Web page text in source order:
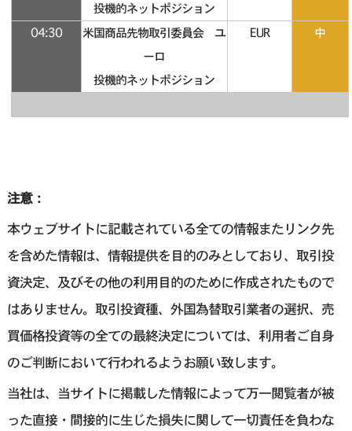
投機的ネットポジション
04:30
米国商品先物取引委員会 ユ
ーロ
投機的ネットポジション
EUR 中
注意：
本ウェブサイトに記載されている全ての情報またリンク先
を含めた情報は、情報提供を目的のみとしており、取引投
資決定、及びその他の利用目的のために作成されたもので
はありません。取引投資種、外国為替取引業者の選択、売
買価格投資等の全ての最終決定については、利用者ご自身
のご判断において行われるようお願い致します。
当社は、当サイトに掲載した情報によって万一閲覧者が被
った直接・間接的に生じた損失に関して一切責任を負わな